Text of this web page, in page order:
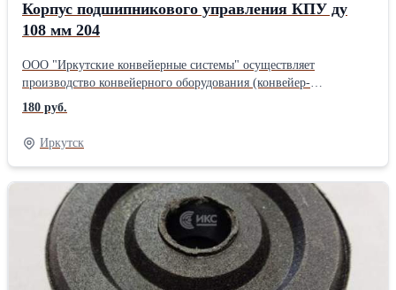
Корпус подшипникового управления КПУ ду
108 мм 204
ООО "Иркутские конвейерные системы" осуществляет
производство конвейерного оборудования (конвейер-
транспортёр, конвейерные ролики, роликоопоры, рольганги,
натяжные барабаны), резьбовых шпилек и анкерных болтов.
Подшипники используются в редукторах для подъёмных
механизмов, в редукторах антенных систем, в конвейерных
системах и др. Купить корпус подшипникового узла в Иркутске,
вы можете любым удобным для Вас способом. В наличии КПУ с
диаметром 76, 89, 102, 108, 127, 133, 159 мм.Производитель:
Ф.Б.Р.Ж
180 руб.
Иркутск